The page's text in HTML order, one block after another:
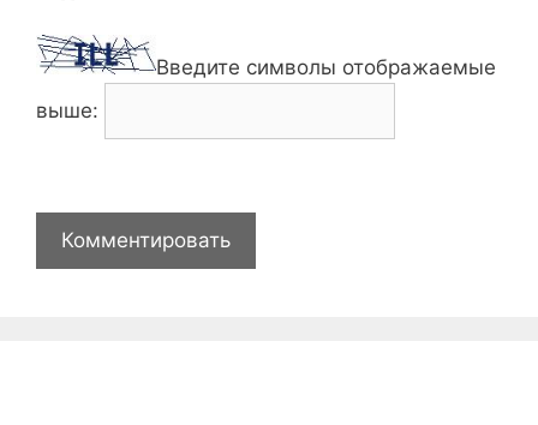
Введите символы отображаемые
выше: